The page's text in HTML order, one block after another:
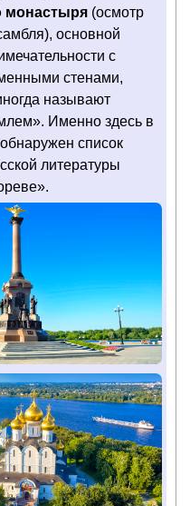
монастыря (осмотр
основной
с
стенами,
называют
Именно здесь в
список
литературы